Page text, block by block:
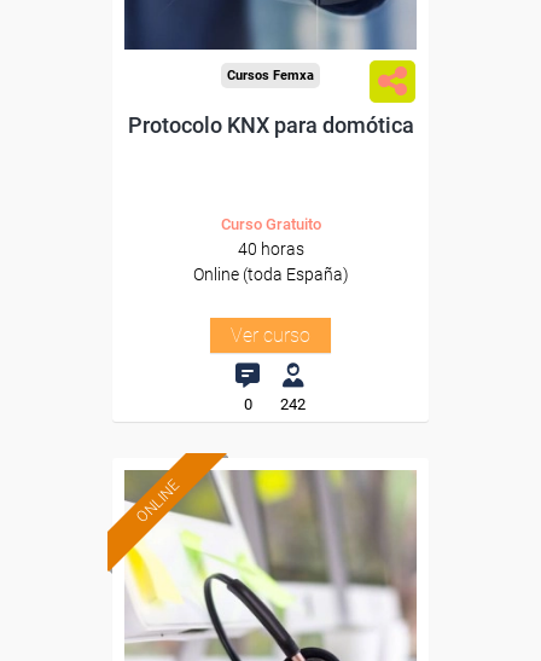
Cursos Femxa
Protocolo KNX para domótica
Curso Gratuito
40 horas
Online (toda España)
Ver curso
0 242
ONLINE
Formación 100%
subvencionada.
Para desempleados,
trabajadores y autónomos.